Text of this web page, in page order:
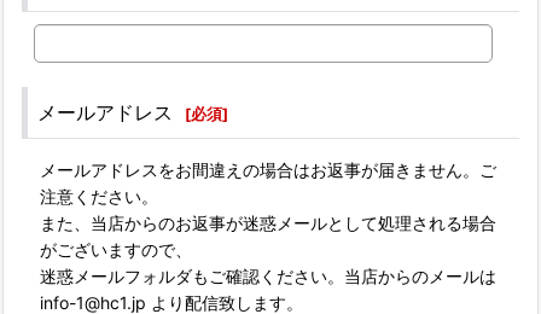
メールアドレス [必須]
メールアドレスをお間違えの場合はお返事が届きません。ご
注意ください。
また、当店からのお返事が迷惑メールとして処理される場合
がございますので、
迷惑メールフォルダもご確認ください。当店からのメールは
info-1@hc1.jp より配信致します。